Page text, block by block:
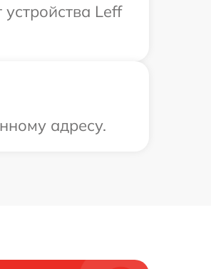
Leff
адресу.